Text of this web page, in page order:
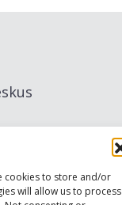
cookies to store and/or
will allow us to process